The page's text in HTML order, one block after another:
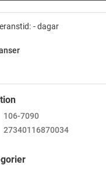
- dagar
106-7090
27340116870034